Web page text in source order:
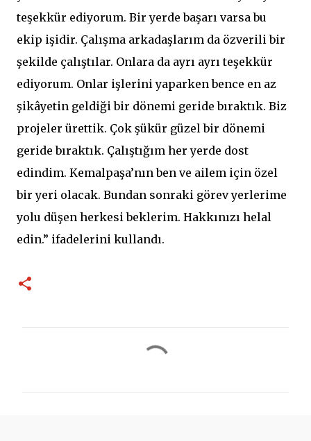
teşekkür ediyorum. Bir yerde başarı varsa bu
ekip işidir. Çalışma arkadaşlarım da özverili bir
şekilde çalıştılar. Onlara da ayrı ayrı teşekkür
ediyorum. Onlar işlerini yaparken bence en az
şikâyetin geldiği bir dönemi geride bıraktık. Biz
projeler ürettik. Çok şükür güzel bir dönemi
geride bıraktık. Çalıştığım her yerde dost
edindim. Kemalpaşa’nın ben ve ailem için özel
bir yeri olacak. Bundan sonraki görev yerlerime
yolu düşen herkesi beklerim. Hakkınızı helal
edin.” ifadelerini kullandı.